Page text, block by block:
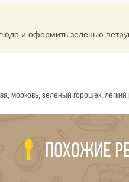
и оформить зеленью
морковь, зеленый горошек,
ПОХОЖИЕ